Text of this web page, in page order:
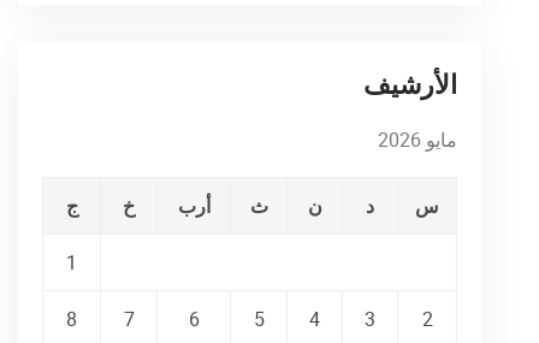
الأرشيف
مايو 2026
س د ن ث أرب خ ج
1
2
3
4
5
6
7
8